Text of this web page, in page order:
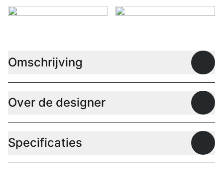
Over ons
Omschrijving
Over de designer
Specificaties